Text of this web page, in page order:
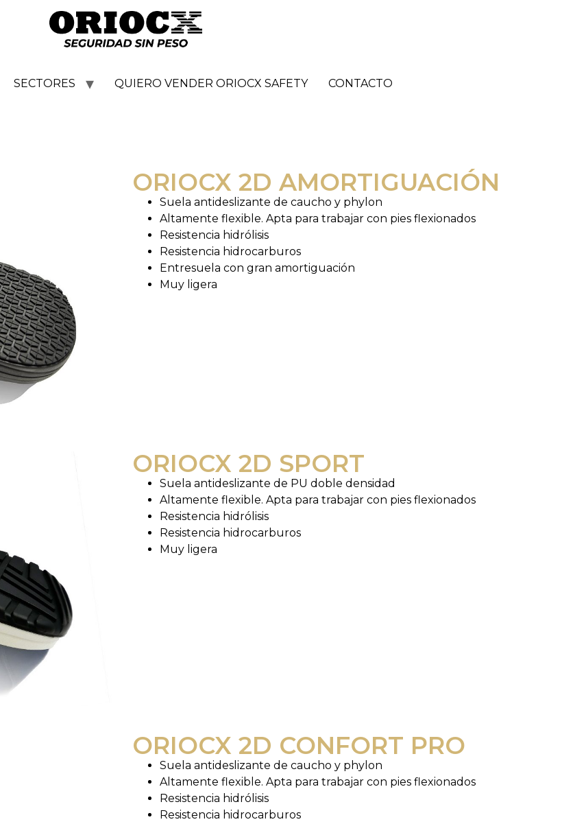
SECTORES QUIERO VENDER ORIOCX SAFETY CONTACTO
ORIOCX 2D AMORTIGUACIÓN
Suela antideslizante de caucho y phylon
Altamente flexible. Apta para trabajar con pies flexionados
Resistencia hidrólisis
Resistencia hidrocarburos
Entresuela con gran amortiguación
Muy ligera
ORIOCX 2D SPORT
Suela antideslizante de PU doble densidad
Altamente flexible. Apta para trabajar con pies flexionados
Resistencia hidrólisis
Resistencia hidrocarburos
Muy ligera
ORIOCX 2D CONFORT PRO
Suela antideslizante de caucho y phylon
Altamente flexible. Apta para trabajar con pies flexionados
Resistencia hidrólisis
Resistencia hidrocarburos